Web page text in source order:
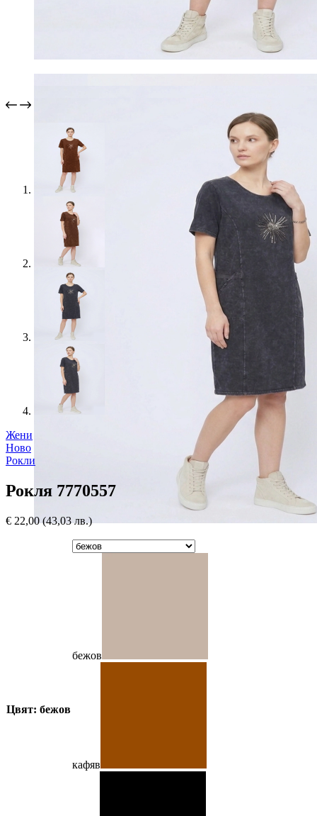
Жени
Ново
Рокли
Рокля 7770557
€ 22,00(43,03 лв.)
Цвят: бежов
бежов
кафяв